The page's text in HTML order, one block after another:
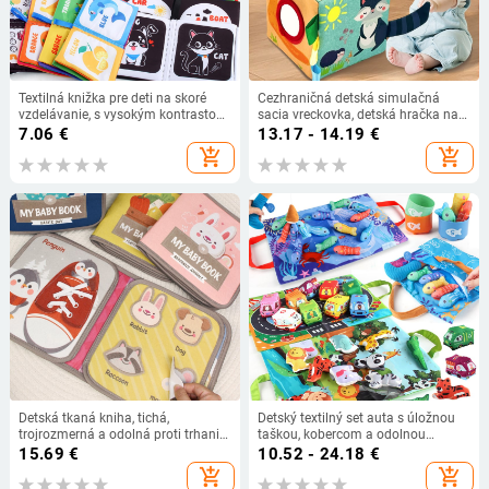
Textilná knižka pre deti na skoré
vzdelávanie, s vysokým kontrastom
pre kognitívny vývoj, vo vnútri
7.06 €
add_shopping_cart
Cezhraničná detská simulačná
sacia vreckovka, detská hračka na
kreslenie papiera bez odtrhávania,
látková hračka pre deti vo veku 1-3
rokov
13.17 - 14.19 €
add_shopping_cart
Detská tkaná kniha, tichá,
trojrozmerná a odolná proti trhaniu,
s Velcro uzáverom pre skoré
vzdelávanie (Materiál: polyesterové
vlákno; Vek: 0–3 roky; Kategória:
15.69 €
add_shopping_cart
Detský textilný set auta s úložnou
taškou, kobercom a odolnou
textilnou knihou — vzdelávacie
textilnéhračky pre vek 7–14 rokov
10.52 - 24.18 €
add_shopping_cart